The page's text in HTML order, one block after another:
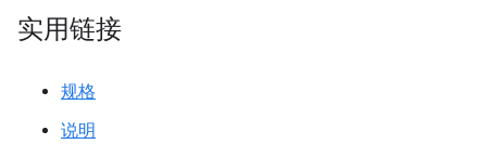
实用链接
规格
说明